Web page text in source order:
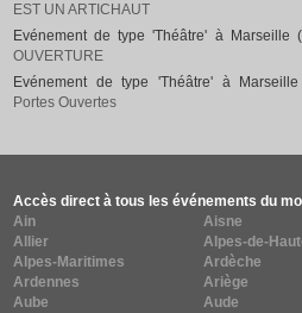
EST UN ARTICHAUT
Evénement de type 'Théâtre' à Marseille
OUVERTURE
Evénement de type 'Théâtre' à
Portes Ouvertes
Accès direct à tous les événements du
Ain
Aisne
Allier
Alpes-de-
Alpes-Maritimes
Ardèche
Ardennes
Ariège
Aube
Aude